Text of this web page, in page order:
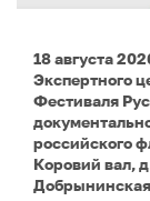
18 августа
Экспертного
Фестиваля
российского
Коровий вал,